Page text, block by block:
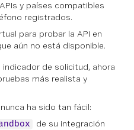
y países compatibles
registrados.
para probar la API en
aún no está disponible.
indicador de solicitud, ahora
más realista y
ha sido tan fácil:
de su integración